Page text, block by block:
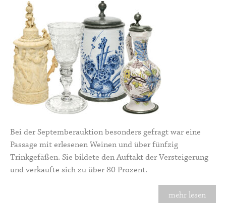
Bei der Septemberauktion besonders gefragt war eine
Passage mit erlesenen Weinen und über fünfzig
Trinkgefäßen. Sie bildete den Auftakt der Versteigerung
und verkaufte sich zu über 80 Prozent.
mehr lesen